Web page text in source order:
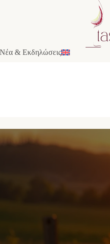
Νέα & Εκδηλώσεις